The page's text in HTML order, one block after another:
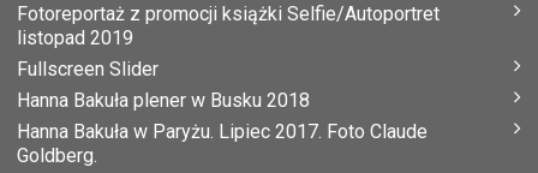
Fotoreportaż z promocji książki Selfie/Autoportret
listopad 2019
Fullscreen Slider
Hanna Bakuła plener w Busku 2018
Hanna Bakuła w Paryżu. Lipiec 2017. Foto Claude
Goldberg.